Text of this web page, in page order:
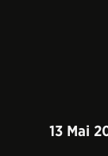
13 Mai